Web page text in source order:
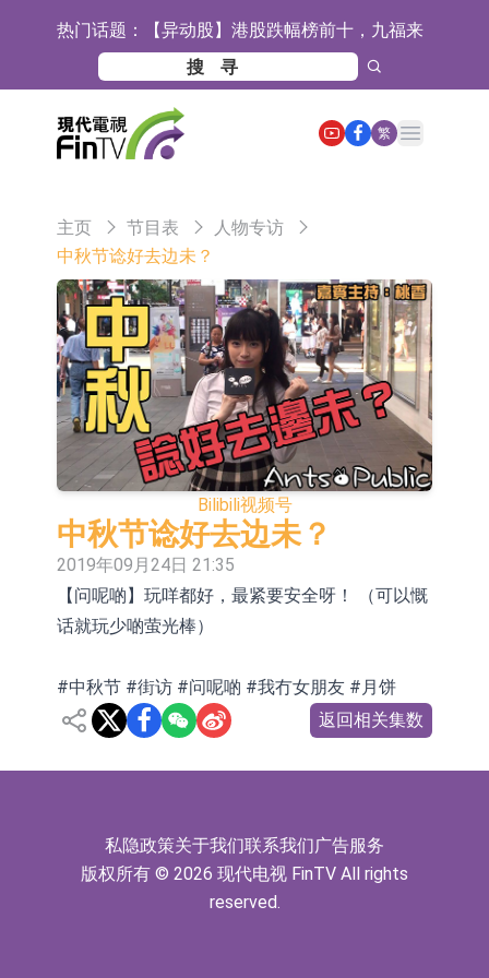
热门话题： 【异动股】港股跌幅榜前十，九福来
(08611.HK)跌21.43%，天瑞汽车内饰
(06162.HK)跌18.44%
【异动股】港股涨幅榜前十，佳明集
团控股(01271.HK)涨+78.22%，拿森
科技(02261.HK)涨+64.11%
斯迪克：公司为国内折叠屏核心功能
材料供应商
恒瑞医药：公司已在中国获批上市26
目标客户的测试认证
上期所：7月份对11个实际控制关系
账户组采取限制开仓的监管措施
特发服务：成功中标哔哩哔哩上海滨
江总部物业服务项目
亚太股份：公司是零跑汽车和
Stellantis集团的供应商
理工雷科面向边缘AI场景推出"山
海"系列智算模组 系列产品基于国产
CPU与GPU构建
【异动股】医疗研发外包板块拉升，
博腾股份(300363.CN)涨20.02%
日韩股市收盘双双下跌
依米康：海外交付以东南亚、中东市
场为主 并已取得欧美相关认证
上交所：财通多策略福鑫定期开放灵
活配置混合型发起式证券投资基金临
时停牌
上交所：景顺长城全球半导体芯片产
业股票型证券投资基金临时停牌
【异动股】港股跌幅榜前十，卡森国
际(00496.HK)跌22.40%，九福来
(08611.HK)跌21.01%
【异动股】港股涨幅榜前十，拿森科
技(02261.HK)涨+75.05%，辰兴发展
(02286.HK)涨+64.91%
神火股份：新疆神火铝水转化率已
100%
【异动股】焦炭Ⅲ板块下挫，陕西黑
采取出具警示函措施
山金国际：港股上市工作正常推进中
繁
Open main menu
主页 节目表
人物专访
中秋节谂好去边未？
Bilibili视频号
中秋节谂好去边未？
2019年09月24日 21:35
【问呢啲】玩咩都好，最紧要安全呀！ （可以慨
话就玩少啲萤光棒）
#中秋节 #街访 #问呢啲 #我冇女朋友 #月饼
返回相关集数
私隐政策关于我们联系我们广告服务
版权所有 © 2026 现代电视 FinTV All rights
reserved.